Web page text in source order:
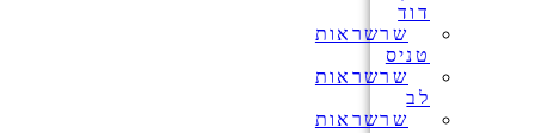
דוד
שרשראות
טניס
שרשראות
לב
שרשראות